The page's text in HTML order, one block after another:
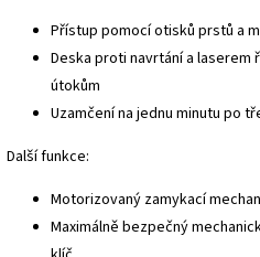
Přístup pomocí otisků prstů a
Deska proti navrtání a
útokům
Uzamčení na jednu minutu po
Další funkce:
Motorizovaný zamykací
Maximálně bezpečný